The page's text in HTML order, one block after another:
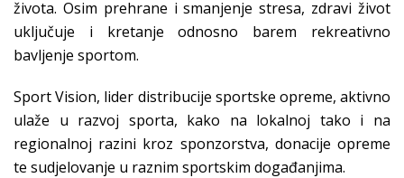
života. Osim prehrane i smanjenje stresa, zdravi život
uključuje i kretanje odnosno barem rekreativno
bavljenje sportom.
Sport Vision, lider distribucije sportske opreme, aktivno
ulaže u razvoj sporta, kako na lokalnoj tako i na
regionalnoj razini kroz sponzorstva, donacije opreme
te sudjelovanje u raznim sportskim događanjima.